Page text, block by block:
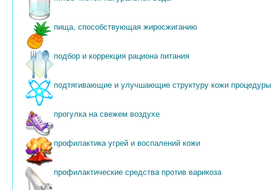
пища, способствующая жиросжиганию
подбор и коррекция рациона питания
подтягивающие и улучшающие структуру кожи процедуры
прогулка на свежем воздухе
профилактика угрей и воспалений кожи
профилактические средства против варикоза